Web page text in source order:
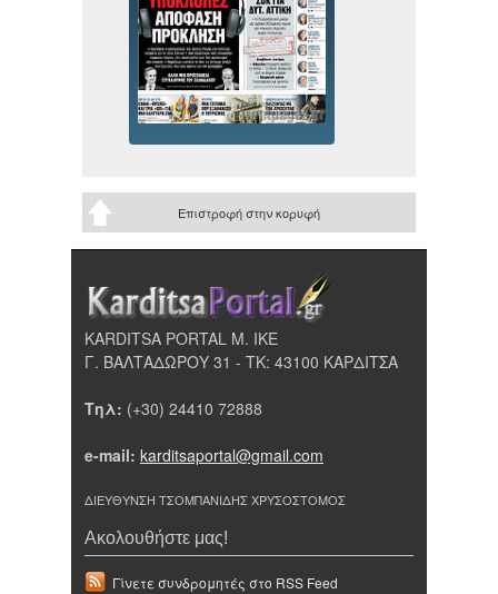
Επιστροφή στην κορυφή
KARDITSA PORTAL Μ. ΙΚΕ
Γ. ΒΑΛΤΑΔΩΡΟΥ 31 - ΤΚ: 43100 ΚΑΡΔΙΤΣΑ
Τηλ: (+30) 24410 72888
e-mail: karditsaportal@gmail.com
ΔΙΕΥΘΥΝΣΗ ΤΣΟΜΠΑΝΙΔΗΣ ΧΡΥΣΟΣΤΟΜΟΣ
Ακολουθήστε μας!
Γίνετε συνδρομητές στο RSS Feed